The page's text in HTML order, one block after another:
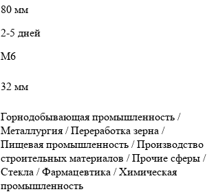
80 мм
2-5 дней
М6
32 мм
Горнодобывающая промышленность /
Металлургия / Переработка зерна /
Пищевая промышленность / Производство
строительных материалов / Прочие сферы /
Стекла / Фармацевтика / Химическая
промышленность